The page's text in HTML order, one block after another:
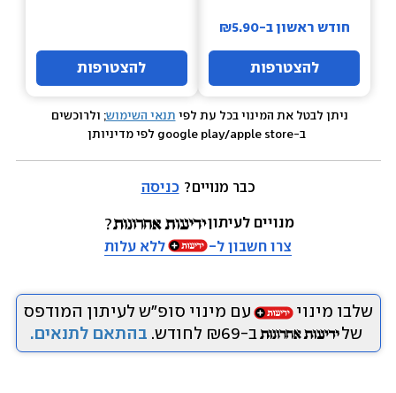
חודש ראשון ב-₪5.90
להצטרפות להצטרפות
ניתן לבטל את המינוי בכל עת לפי תנאי השימוש; ולרוכשים
כבר מנויים? כניסה
מנויים לעיתון
צרו חשבון ל-
ללא עלות
שלבו מינוי
עם מינוי סופ״ש לעיתון המודפס
של
ב-₪69 לחודש. בהתאם לתנאים.